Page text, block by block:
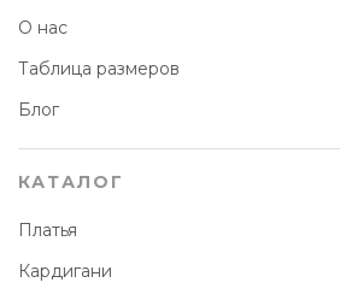
О нас
Таблица размеров
Блог
КАТАЛОГ
Платья
Кардигани